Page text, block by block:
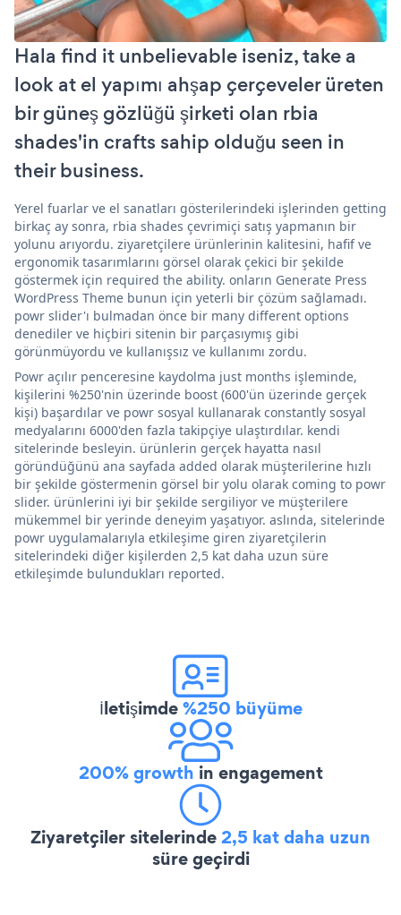
Hala find it unbelievable iseniz, take a
look at el yapımı ahşap çerçeveler üreten
bir güneş gözlüğü şirketi olan rbia
shades'in crafts sahip olduğu seen in
their business.
Yerel fuarlar ve el sanatları gösterilerindeki işlerinden getting
birkaç ay sonra, rbia shades çevrimiçi satış yapmanın bir
yolunu arıyordu. ziyaretçilere ürünlerinin kalitesini, hafif ve
ergonomik tasarımlarını görsel olarak çekici bir şekilde
göstermek için required the ability. onların Generate Press
WordPress Theme bunun için yeterli bir çözüm sağlamadı.
powr slider'ı bulmadan önce bir many different options
denediler ve hiçbiri sitenin bir parçasıymış gibi
görünmüyordu ve kullanışsız ve kullanımı zordu.
Powr açılır penceresine kaydolma just months işleminde,
kişilerini %250'nin üzerinde boost (600'ün üzerinde gerçek
kişi) başardılar ve powr sosyal kullanarak constantly sosyal
medyalarını 6000'den fazla takipçiye ulaştırdılar. kendi
sitelerinde besleyin. ürünlerin gerçek hayatta nasıl
göründüğünü ana sayfada added olarak müşterilerine hızlı
bir şekilde göstermenin görsel bir yolu olarak coming to powr
slider. ürünlerini iyi bir şekilde sergiliyor ve müşterilere
mükemmel bir yerinde deneyim yaşatıyor. aslında, sitelerinde
powr uygulamalarıyla etkileşime giren ziyaretçilerin
sitelerindeki diğer kişilerden 2,5 kat daha uzun süre
etkileşimde bulundukları reported.
İletişimde%250 büyüme
200% growth in engagement
Ziyaretçiler sitelerinde2,5 kat daha uzun
süre geçirdi